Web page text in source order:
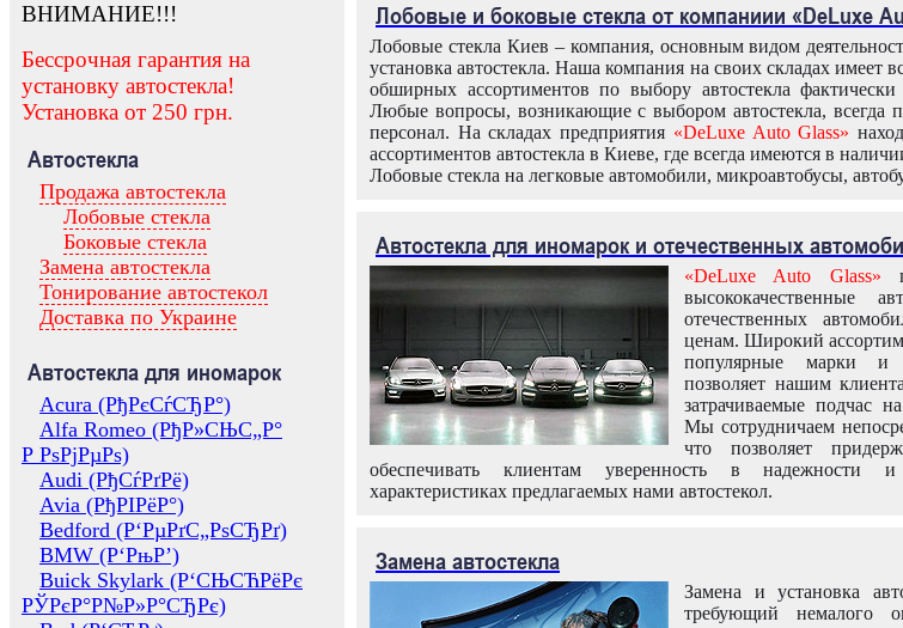
ВНИМАНИЕ!!!
Бессрочная гарантия на
установку автостекла!
Установка от 250 грн.
Автостекла
Продажа автостекла
Лобовые стекла
Боковые стекла
Замена автостекла
Тонирование автостекол
Доставка по Украине
Автостекла для иномарок
Acura (РђРєСѓСЂР°)
Alfa Romeo (РђР»СЊС„Р°
Р РѕРјРµРѕ)
Audi (РђСѓРґРё)
Avia (РђРІРёР°)
Bedford (Р‘РµРґС„РѕСЂРґ)
BMW (Р‘РњР’)
Buick Skylark (Р‘СЊСЋРёРє
РЎРєР°Р№Р»Р°СЂРє)
Лобовые и боковые стекла от компаниии «DeLuxe
Лобовые стекла Киев – компания, основным видом
установка автостекла. Наша компания на своих складах имеет
обширных ассортиментов по выбору автостекла
Любые вопросы, возникающие с выбором автостекла,
персонал. На складах предприятия «DeLuxe Auto Glass»
ассортиментов автостекла в Киеве, где всегда имеются в
Лобовые стекла на легковые автомобили, микроавтобусы,
Автостекла для иномарок и отечественных
«DeLuxe Auto Glass»
высококачественные
отечественных
ценам. Широкий
популярные марки и
позволяет нашим
затрачиваемые подчас
Мы сотрудничаем
что позволяет
обеспечивать клиентам уверенность в надежности и
характеристиках предлагаемых нами автостекол.
Замена автостекла
Замена и установка
требующий немалого